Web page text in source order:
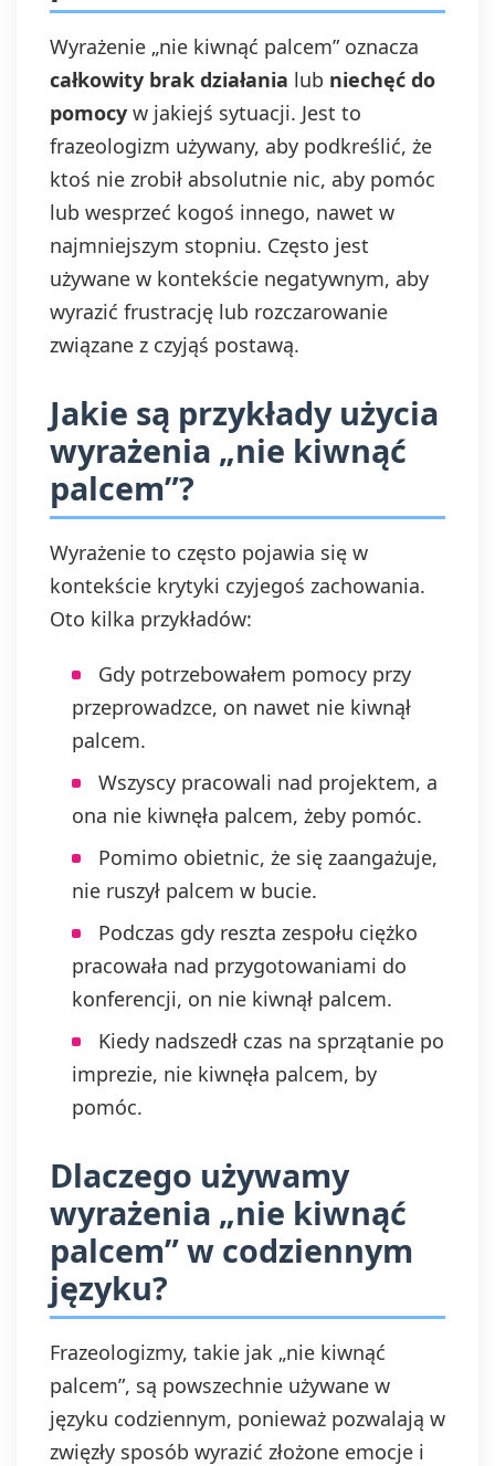
Wyrażenie „nie kiwnąć palcem” oznacza
całkowity brak działania lub niechęć do
pomocy w jakiejś sytuacji. Jest to
frazeologizm używany, aby podkreślić, że
ktoś nie zrobił absolutnie nic, aby pomóc
lub wesprzeć kogoś innego, nawet w
najmniejszym stopniu. Często jest
używane w kontekście negatywnym, aby
wyrazić frustrację lub rozczarowanie
związane z czyjąś postawą.
Jakie są przykłady użycia
wyrażenia „nie kiwnąć
palcem”?
Wyrażenie to często pojawia się w
kontekście krytyki czyjegoś zachowania.
Oto kilka przykładów:
Gdy potrzebowałem pomocy przy
przeprowadzce, on nawet nie kiwnął
palcem.
Wszyscy pracowali nad projektem, a
ona nie kiwnęła palcem, żeby pomóc.
Pomimo obietnic, że się zaangażuje,
nie ruszył palcem w bucie.
Podczas gdy reszta zespołu ciężko
pracowała nad przygotowaniami do
konferencji, on nie kiwnął palcem.
Kiedy nadszedł czas na sprzątanie po
imprezie, nie kiwnęła palcem, by
pomóc.
Dlaczego używamy
wyrażenia „nie kiwnąć
palcem” w codziennym
języku?
Frazeologizmy, takie jak „nie kiwnąć
palcem”, są powszechnie używane w
języku codziennym, ponieważ pozwalają w
zwięzły sposób wyrazić złożone emocje i